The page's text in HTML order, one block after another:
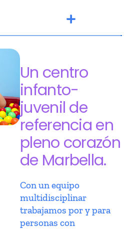
Un centro
infanto-
juvenil de
referencia en
pleno corazón
de Marbella.
Con un equipo
multidisciplinar
trabajamos por y para
personas con